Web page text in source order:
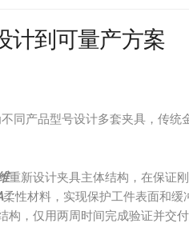
计到可量产方案
同产品型号设计多套夹具，传统
重新设计夹具主体结构，在保证
柔性材料，实现保护工件表面和缓
，仅用两周时间完成验证并交付